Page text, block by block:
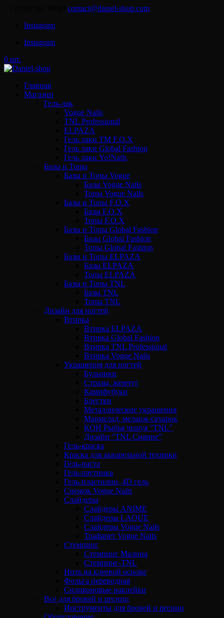
contact@daniel-shop.com
Instagram
Instagram
0 шт.
Главная
Магазин
Гель-лак
Vogue Nails
TNL Professional
ELPAZA
Гель лаки ТМ F.O.X
Гель лаки Global Fashion
Гель лаки Yo!Nails
Базы и Топы
Базы и Топы Vogue
Базы Vogue Nails
Топы Vogue Nails
Базы и Топы F.O.X
Базы F.O.X
Топы F.O.X
Базы и Топы Global Fashion
Базы Global Fashion
Топы Global Fashion
Базы и Топы ELPAZA
Базы ELPAZA
Топы ELPAZA
Базы и Топы TNL
Базы TNL
Топы TNL
Дизайн для ногтей
Втирка
Втирка ELPAZA
Втирка Global Fashion
Втирка TNL Professional
Втирка Vogue Nails
Украшения для ногтей
Бульонки
Стразы, жемчуг
Камифубуки
Блестки
Металлические украшения
Мармелад, меланж-сахарок
КОИ Рыбья чешуя “TNL”
Дизайн “TNL Сияние”
Гель-краска
Краска для акварельной техники
Гель-паста
Гель-паутинка
Гель-пластилин, 4D гель
Снежок Vogue Nails
Слайдеры
Слайдеры ANIME
Слайдеры LAQUE
Слайдеры Vogue Nails
Трафарет Vogue Nails
Стемпинг
Стемпинг Малина
Стемпинг-TNL
Нить на клеевой основе
Фольга переводная
Силиконовые наклейки
Все для бровей и ресниц
Инструменты для бровей и ресниц